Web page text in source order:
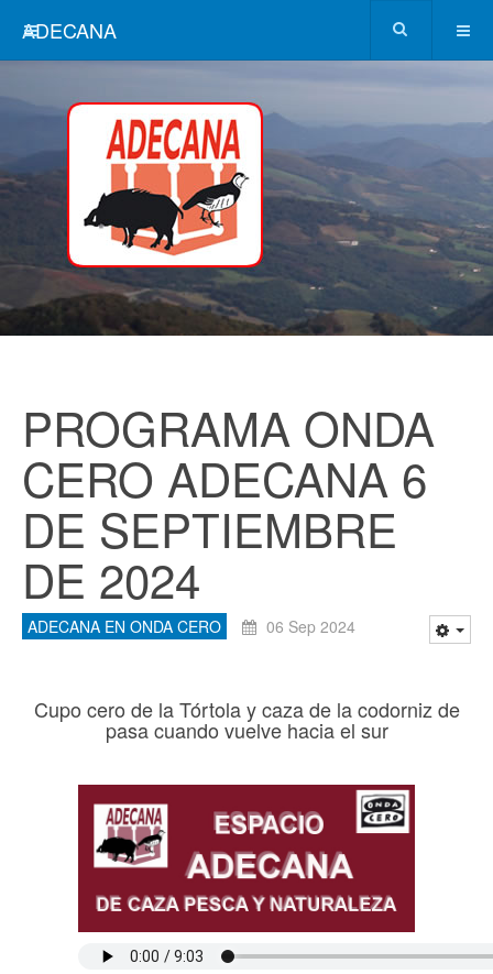
ADECANA
PROGRAMA ONDA
CERO ADECANA 6
DE SEPTIEMBRE
DE 2024
ADECANA EN ONDA CERO 06 Sep 2024
Cupo cero de la Tórtola y caza de la codorniz de
pasa cuando vuelve hacia el sur